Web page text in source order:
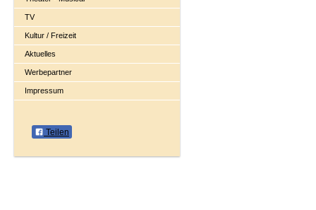
TV
Kultur / Freizeit
Aktuelles
Werbepartner
Impressum
Teilen